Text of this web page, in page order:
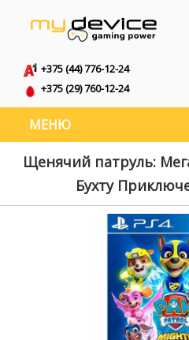
+375 (44) 776-12-24
+375 (29) 760-12-24
МЕНЮ
Щенячий патруль:
Бухту